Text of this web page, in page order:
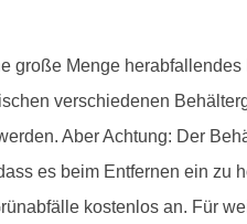
große Menge
verschiedenen
Aber Achtung: Der
es beim Entfernen ein zu
kostenlos an. Für